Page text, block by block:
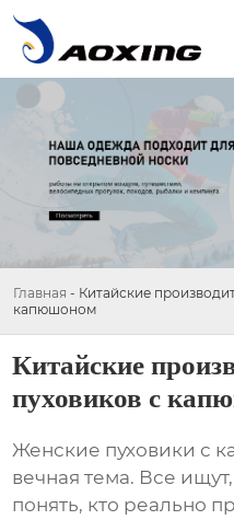
Главная - Китайские
капюшоном
Китайские
пуховиков с
Женские пуховики с
вечная тема. Все
понять, кто реально